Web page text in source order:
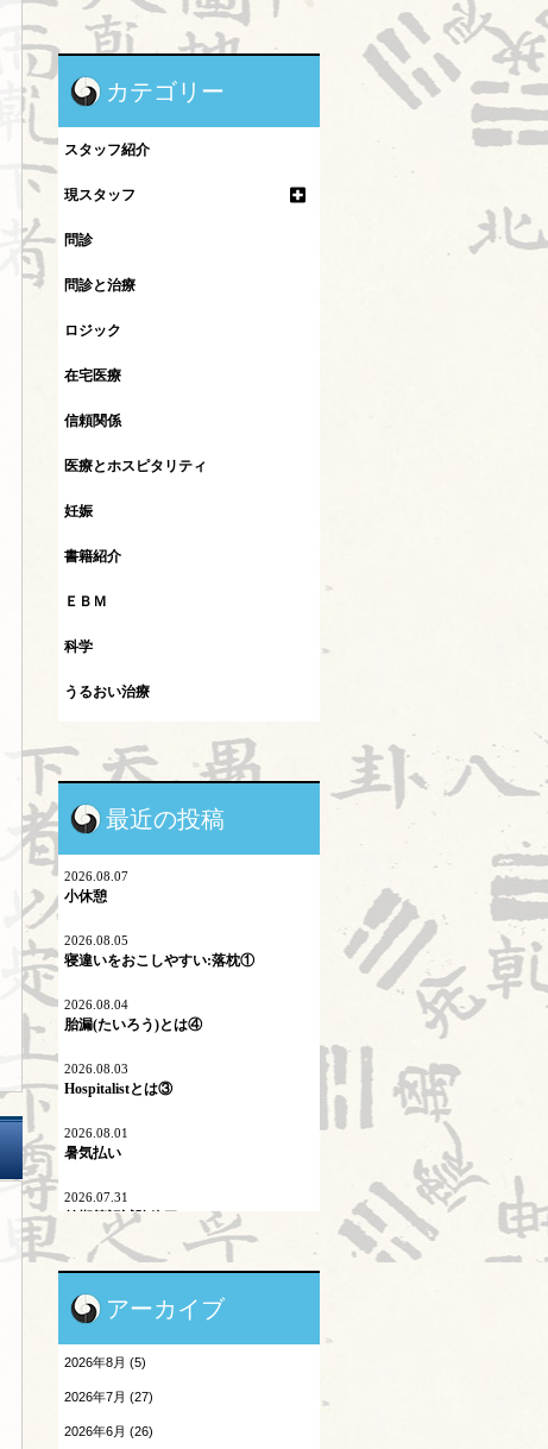
カテゴリー
スタッフ紹介
現スタッフ
問診
問診と治療
ロジック
在宅医療
信頼関係
医療とホスピタリティ
妊娠
書籍紹介
ＥＢＭ
科学
うるおい治療
カレント
シュタイナー教育
ネットワーク
マイコプラズマ肺炎
内因
不内外因
二十四節気
刺激量
医学史
地震酔い
小児と鍼灸
最近の投稿
2026.08.07
小休憩
2026.08.05
寝違いをおこしやすい:落枕①
2026.08.04
胎漏(たいろう)とは④
2026.08.03
Hospitalistとは③
2026.08.01
暑気払い
2026.07.31
前期筆記試験終了
2026.07.30
2026.07.29
頭が痛い③
2026.07.28
アーカイブ
2026年8月 (5)
2026年7月 (27)
2026年6月 (26)